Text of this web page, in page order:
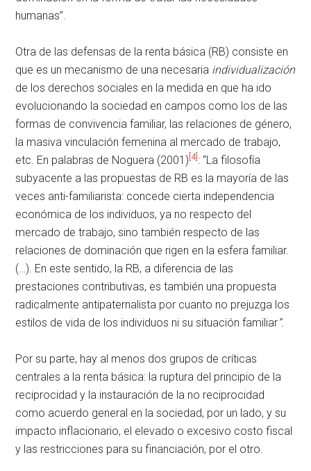
humanas”.
Otra de las defensas de la renta básica (RB) consiste en
que es un mecanismo de una necesaria individualización
de los derechos sociales en la medida en que ha ido
evolucionando la sociedad en campos como los de las
formas de convivencia familiar, las relaciones de género,
la masiva vinculación femenina al mercado de trabajo,
etc. En palabras de Noguera (2001) [4] : “La filosofía
subyacente a las propuestas de RB es la mayoría de las
veces anti-familiarista: concede cierta independencia
económica de los individuos, ya no respecto del
mercado de trabajo, sino también respecto de las
relaciones de dominación que rigen en la esfera familiar.
(…). En este sentido, la RB, a diferencia de las
prestaciones contributivas, es también una propuesta
radicalmente antipaternalista por cuanto no prejuzga los
estilos de vida de los individuos ni su situación familiar”.
Por su parte, hay al menos dos grupos de críticas
centrales a la renta básica: la ruptura del principio de la
reciprocidad y la instauración de la no reciprocidad
como acuerdo general en la sociedad, por un lado, y su
impacto inflacionario, el elevado o excesivo costo fiscal
y las restricciones para su financiación, por el otro.